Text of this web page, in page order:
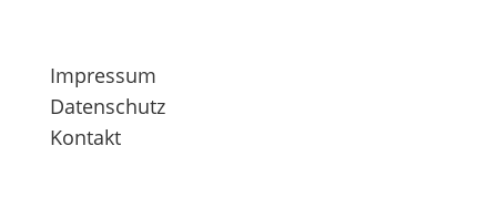
Impressum
Datenschutz
Kontakt